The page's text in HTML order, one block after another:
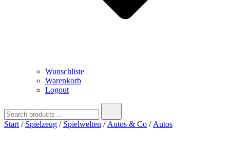
Wunschliste
Warenkorb
Logout
for:
Start / Spielzeug / Spielwelten / Autos & Co / Autos